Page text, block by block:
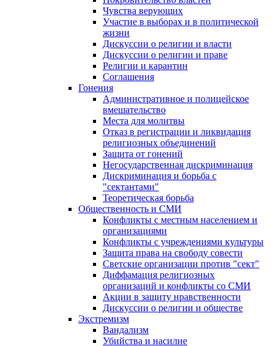
Чувства верующих
Участие в выборах и в политической
жизни
Дискуссии о религии и власти
Дискуссии о религии и праве
Религии и карантин
Соглашения
Гонения
Административное и полицейское
вмешательство
Места для молитвы
Отказ в регистрации и ликвидация
религиозных объединений
Защита от гонений
Негосударственная дискриминация
Дискриминация и борьба с
"сектантами"
Теоретическая борьба
Общественность и СМИ
Конфликты с местным населением и
организациями
Конфликты с учреждениями культуры
Защита права на свободу совести
Светские организации против "сект"
Диффамация религиозных
организаций и конфликты со СМИ
Акции в защиту нравственности
Дискуссии о религии и обществе
Экстремизм
Вандализм
Убийства и насилие